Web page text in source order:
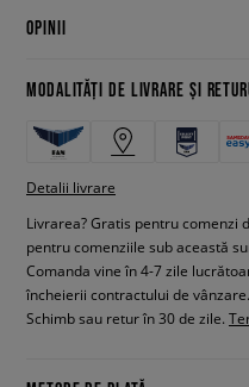
OPINII
MODALITĂȚI DE LIVRARE ȘI
Detalii livrare
Livrarea? Gratis pentru comenzi
pentru comenziile sub această
Comanda vine în 4-7 zile
încheierii contractului de vânzare.
Schimb sau retur în 30 de zile.